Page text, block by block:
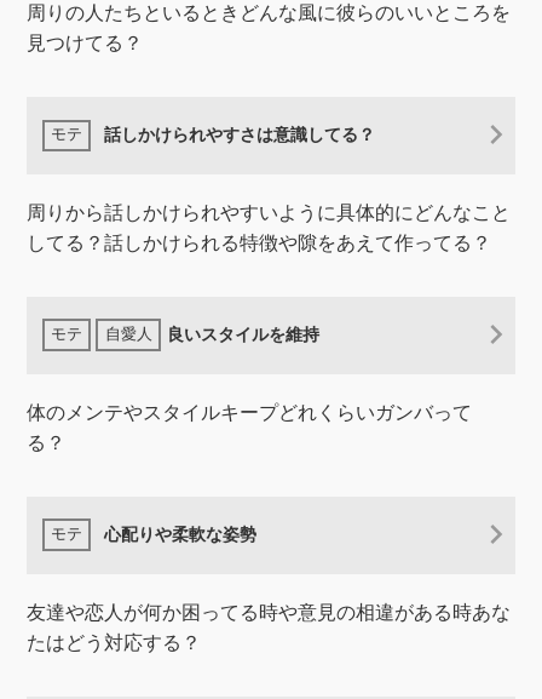
周りの人たちといるときどんな風に彼らのいいところを
見つけてる？
話しかけられやすさは意識してる？
周りから話しかけられやすいように具体的にどんなこと
してる？話しかけられる特徴や隙をあえて作ってる？
良いスタイルを維持
体のメンテやスタイルキープどれくらいガンバって
る？
心配りや柔軟な姿勢
友達や恋人が何か困ってる時や意見の相違がある時あな
たはどう対応する？